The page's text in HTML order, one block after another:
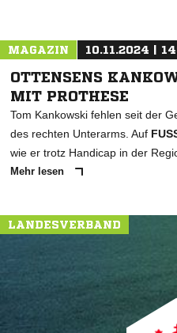
MAGAZIN 10.11.2024 |
OTTENSENS
MIT PROTHESE
Tom Kankowski fehlen seit der
des rechten Unterarms. Auf
wie er trotz Handicap in der
Mehr lesen
LANDESVERBAND